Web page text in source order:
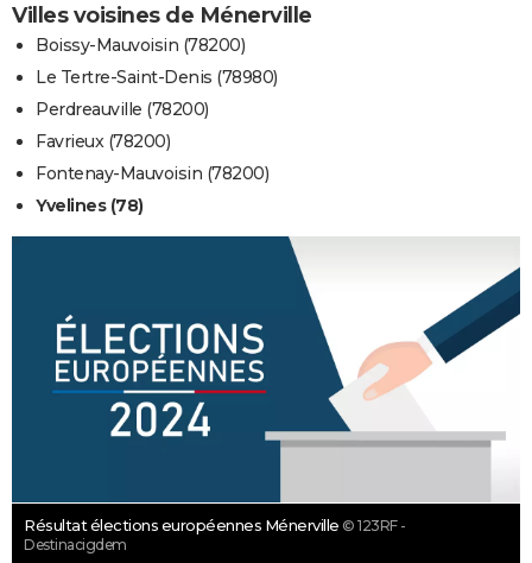
Villes voisines de Ménerville
Boissy-Mauvoisin (78200)
Le Tertre-Saint-Denis (78980)
Perdreauville (78200)
Favrieux (78200)
Fontenay-Mauvoisin (78200)
Yvelines (78)
Résultat élections européennes Ménerville © 123RF -
Destinacigdem